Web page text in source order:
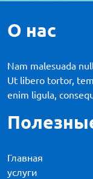
О нас
Nam malesuada
Ut libero tortor,
enim ligula,
Главная
услуги